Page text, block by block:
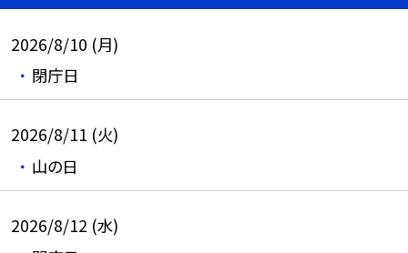
2026/8/10 (月)
閉庁日
2026/8/11 (火)
山の日
2026/8/12 (水)